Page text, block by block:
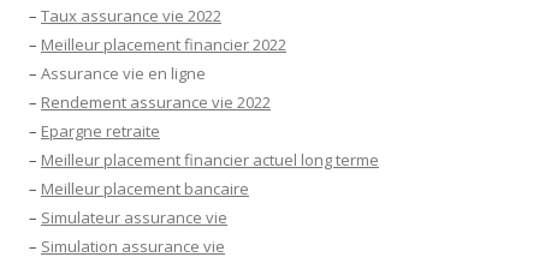
– Taux assurance vie 2022
– Meilleur placement financier 2022
– Assurance vie en ligne
– Rendement assurance vie 2022
– Epargne retraite
– Meilleur placement financier actuel long terme
– Meilleur placement bancaire
– Simulateur assurance vie
– Simulation assurance vie